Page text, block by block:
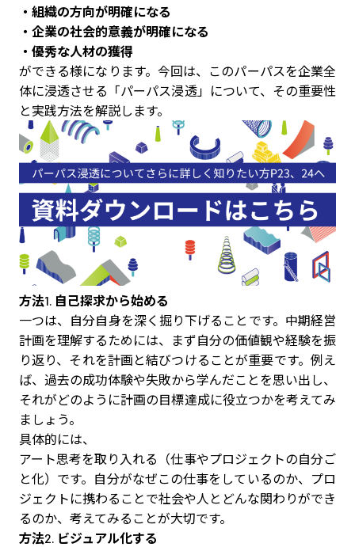
・組織の方向が明確になる
・企業の社会的意義が明確になる
・優秀な人材の獲得
ができる様になります。今回は、このパーパスを企業全
体に浸透させる「パーパス浸透」について、その重要性
と実践方法を解説します。
方法1. 自己探求から始める
一つは、自分自身を深く掘り下げることです。中期経営
計画を理解するためには、まず自分の価値観や経験を振
り返り、それを計画と結びつけることが重要です。例え
ば、過去の成功体験や失敗から学んだことを思い出し、
それがどのように計画の目標達成に役立つかを考えてみ
ましょう。
具体的には、
アート思考を取り入れる（仕事やプロジェクトの自分ご
と化）です。自分がなぜこの仕事をしているのか、プロ
ジェクトに携わることで社会や人とどんな関わりができ
るのか、考えてみることが大切です。
方法2. ビジュアル化する